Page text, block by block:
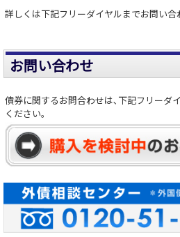
詳しくは下記フリーダイヤルまでお問い合
お問い合わせ
債券に関するお問合わせは､下記フリーダ
ください。